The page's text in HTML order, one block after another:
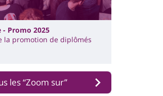
- Promo 2025
la promotion de diplômés
les “Zoom sur”